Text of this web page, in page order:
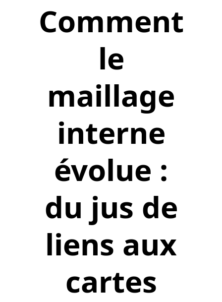
Comment
le
maillage
interne
évolue :
du jus de
liens aux
cartes